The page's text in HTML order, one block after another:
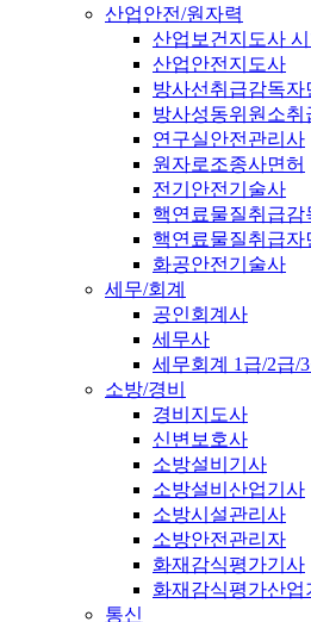
산업안전/원자력
산업보건지도사
산업안전지도사
방사선취급감독자
방사성동위원소취
연구실안전관리사
원자로조종사면허
전기안전기술사
핵연료물질취급감
핵연료물질취급자
화공안전기술사
세무/회계
공인회계사
세무사
세무회계 1급/2급/
소방/경비
경비지도사
신변보호사
소방설비기사
소방설비산업기사
소방시설관리사
소방안전관리자
화재감식평가기사
화재감식평가산업
통신